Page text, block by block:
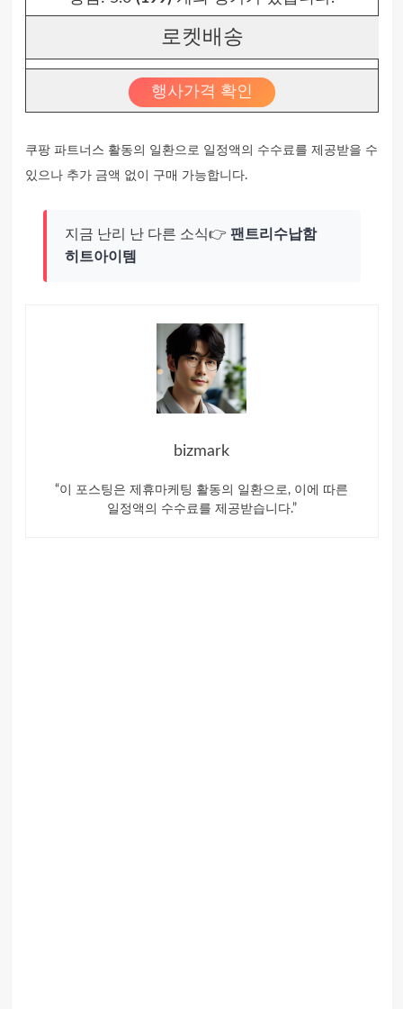
로켓배송
행사가격 확인
쿠팡 파트너스 활동의 일환으로 일정액의 수수료를 제공받을 수
있으나 추가 금액 없이 구매 가능합니다.
지금 난리 난 다른 소식👉 팬트리수납함
히트아이템
bizmark
“이 포스팅은 제휴마케팅 활동의 일환으로, 이에 따른
일정액의 수수료를 제공받습니다.”